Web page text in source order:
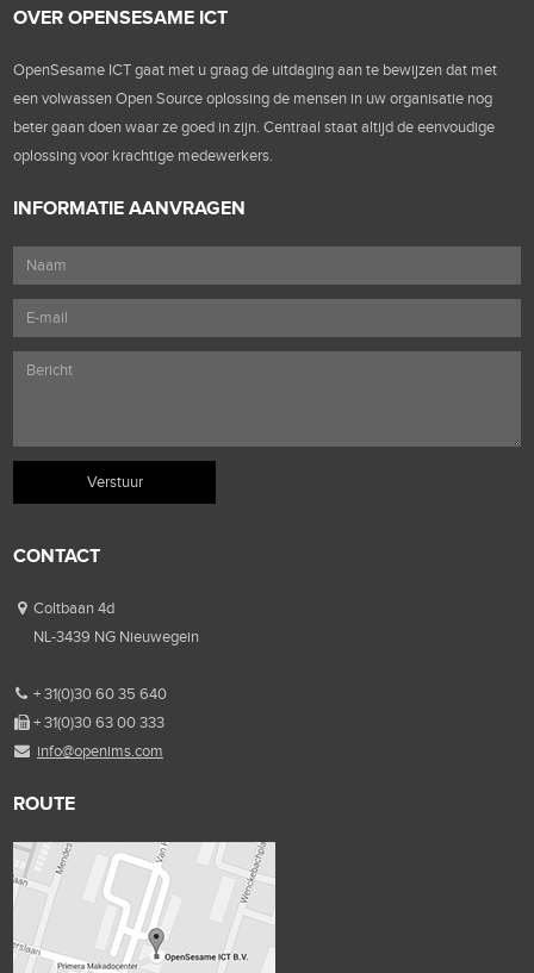
OVER OPENSESAME ICT
OpenSesame ICT gaat met u graag de uitdaging aan te bewijzen dat met
een volwassen Open Source oplossing de mensen in uw organisatie nog
beter gaan doen waar ze goed in zijn. Centraal staat altijd de eenvoudige
oplossing voor krachtige medewerkers.
INFORMATIE AANVRAGEN
CONTACT
Coltbaan 4d
NL-3439 NG Nieuwegein
+ 31(0)30 60 35 640
+ 31(0)30 63 00 333
info@openims.com
ROUTE